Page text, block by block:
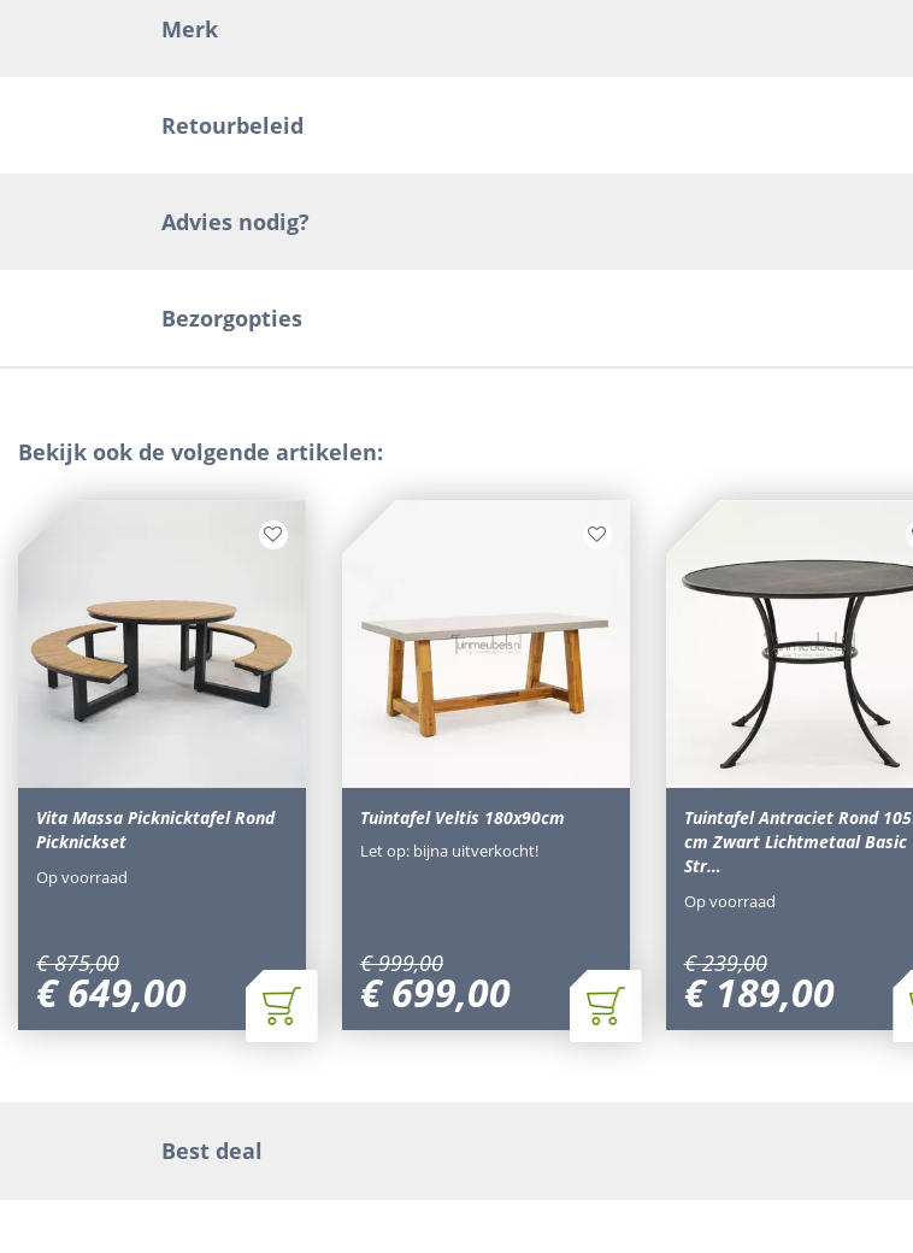
Merk
Retourbeleid
Advies nodig?
Bezorgopties
Bekijk ook de volgende artikelen:
Vita Massa Picknicktafel Rond
Picknickset
€ 875,00
€ 649,00
Op voorraad
Tuintafel Veltis 180x90cm
€ 999,00
€ 699,00
Let op: bijna uitverkocht!
Tuintafel Antraciet Rond 105
cm Zwart Lichtmetaal Basic
Str…
€ 239,00
€ 189,00
Op voorraad
Best deal